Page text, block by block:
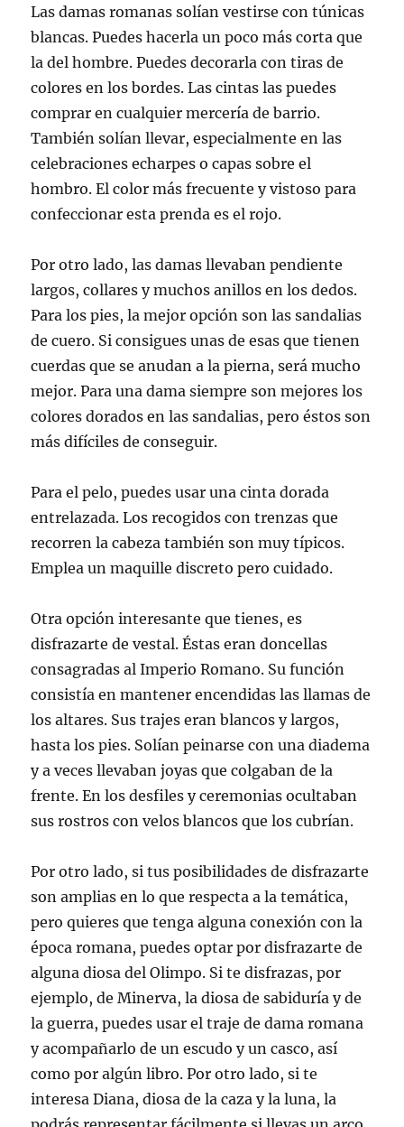
Las damas romanas solían vestirse con túnicas
blancas. Puedes hacerla un poco más corta que
la del hombre. Puedes decorarla con tiras de
colores en los bordes. Las cintas las puedes
comprar en cualquier mercería de barrio.
También solían llevar, especialmente en las
celebraciones echarpes o capas sobre el
hombro. El color más frecuente y vistoso para
confeccionar esta prenda es el rojo.
Por otro lado, las damas llevaban pendiente
largos, collares y muchos anillos en los dedos.
Para los pies, la mejor opción son las sandalias
de cuero. Si consigues unas de esas que tienen
cuerdas que se anudan a la pierna, será mucho
mejor. Para una dama siempre son mejores los
colores dorados en las sandalias, pero éstos son
más difíciles de conseguir.
Para el pelo, puedes usar una cinta dorada
entrelazada. Los recogidos con trenzas que
recorren la cabeza también son muy típicos.
Emplea un maquille discreto pero cuidado.
Otra opción interesante que tienes, es
disfrazarte de vestal. Éstas eran doncellas
consagradas al Imperio Romano. Su función
consistía en mantener encendidas las llamas de
los altares. Sus trajes eran blancos y largos,
hasta los pies. Solían peinarse con una diadema
y a veces llevaban joyas que colgaban de la
frente. En los desfiles y ceremonias ocultaban
sus rostros con velos blancos que los cubrían.
Por otro lado, si tus posibilidades de disfrazarte
son amplias en lo que respecta a la temática,
pero quieres que tenga alguna conexión con la
época romana, puedes optar por disfrazarte de
alguna diosa del Olimpo. Si te disfrazas, por
ejemplo, de Minerva, la diosa de sabiduría y de
la guerra, puedes usar el traje de dama romana
y acompañarlo de un escudo y un casco, así
como por algún libro. Por otro lado, si te
interesa Diana, diosa de la caza y la luna, la